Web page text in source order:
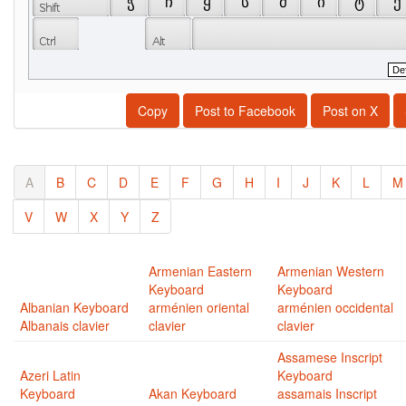
Copy Post to Facebook Post on X
A B C D E F G H I J K L
M
V
W X Y Z
Albanian Keyboard
Albanais clavier
Armenian Eastern
Keyboard
arménien oriental
clavier
Armenian Western
Keyboard
arménien occidental
clavier
Azeri Latin
Keyboard
Akan Keyboard
Assamese Inscript
Keyboard
assamais Inscript